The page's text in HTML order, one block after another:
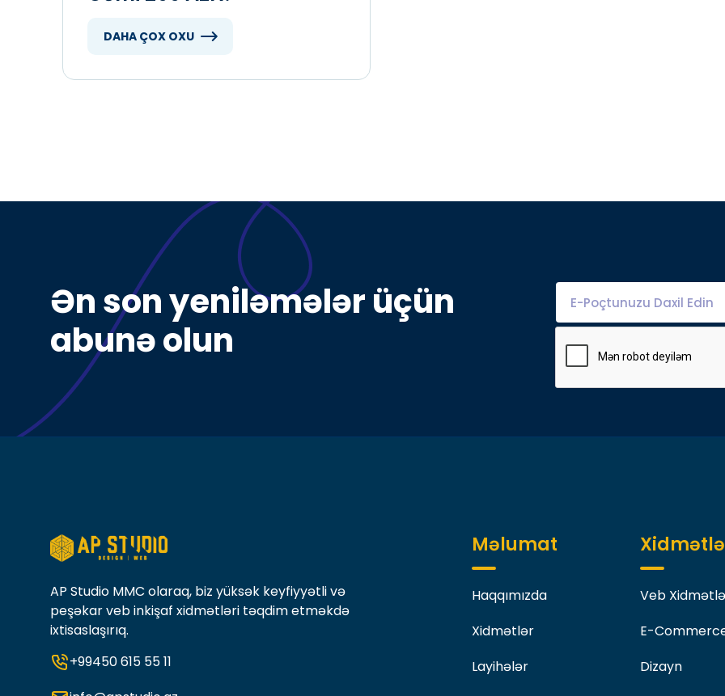
Ən sonyeniləmələrüçün
abunəolun
AP Studio MMC olaraq, biz yüksək keyfiyyətli və
peşəkar veb inkişaf xidmətləri təqdim etməkdə
ixtisaslaşırıq.
+99450 615 55 11
info@apstudio.az
Məlumat
Haqqımızda
Xidmətlər
Layihələr
Veb
E-Commerce
Dizayn